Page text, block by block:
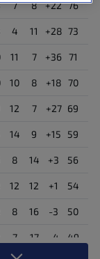
7 8 +22 76
4 11 +28 73
11 7 +36 71
10 8 +18 70
12 7 +27 69
14 9 +15 59
8 14 +3 56
12 12 +1 54
8 16 -3 50
7 17 -4 49